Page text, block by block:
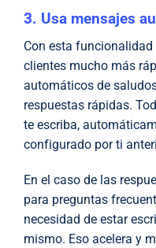
3. Usa mensajes
Con esta
clientes mucho más
automáticos de
respuestas rápidas.
te escriba,
configurado por ti
En el caso de las
para preguntas
necesidad de estar
mismo. Eso acelera y